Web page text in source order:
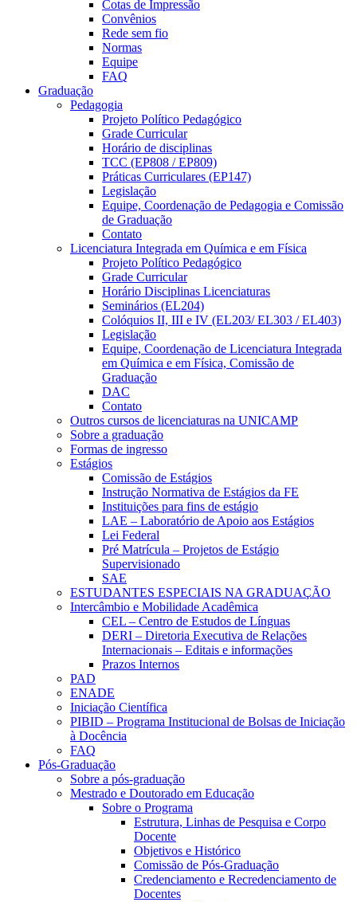
Cotas de Impressão
Convênios
Rede sem fio
Normas
Equipe
FAQ
Graduação
Pedagogia
Projeto Político Pedagógico
Grade Curricular
Horário de disciplinas
TCC (EP808 / EP809)
Práticas Curriculares (EP147)
Legislação
Equipe, Coordenação de Pedagogia e Comissão
de Graduação
Contato
Licenciatura Integrada em Química e em Física
Projeto Político Pedagógico
Grade Curricular
Horário Disciplinas Licenciaturas
Seminários (EL204)
Colóquios II, III e IV (EL203/ EL303 / EL403)
Legislação
Equipe, Coordenação de Licenciatura Integrada
em Química e em Física, Comissão de
Graduação
DAC
Contato
Outros cursos de licenciaturas na UNICAMP
Sobre a graduação
Formas de ingresso
Estágios
Comissão de Estágios
Instrução Normativa de Estágios da FE
Instituições para fins de estágio
LAE – Laboratório de Apoio aos Estágios
Lei Federal
Pré Matrícula – Projetos de Estágio
Supervisionado
SAE
ESTUDANTES ESPECIAIS NA GRADUAÇÃO
Intercâmbio e Mobilidade Acadêmica
CEL – Centro de Estudos de Línguas
DERI – Diretoria Executiva de Relações
Internacionais – Editais e informações
Prazos Internos
PAD
ENADE
Iniciação Científica
PIBID – Programa Institucional de Bolsas de Iniciação
à Docência
FAQ
Pós-Graduação
Sobre a pós-graduação
Mestrado e Doutorado em Educação
Sobre o Programa
Estrutura, Linhas de Pesquisa e Corpo
Docente
Objetivos e Histórico
Comissão de Pós-Graduação
Credenciamento e Recredenciamento de
Docentes